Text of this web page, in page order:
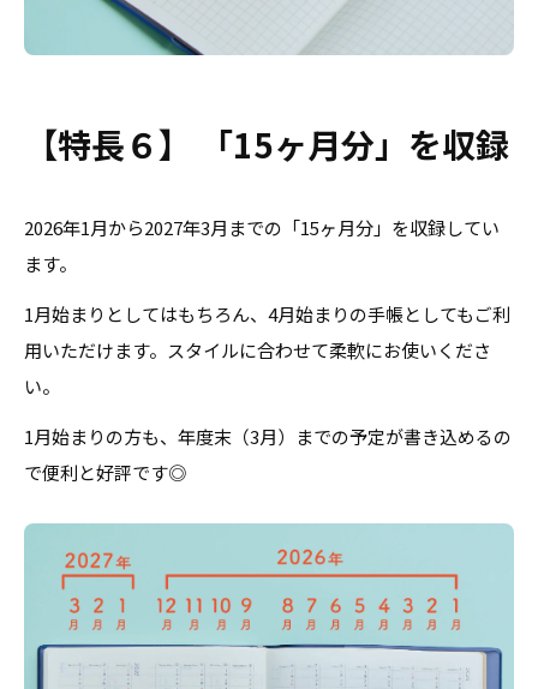
【特長６】 「15ヶ月分」を収録
2026年1月から2027年3月までの「15ヶ月分」を収録してい
ます。
1月始まりとしてはもちろん、4月始まりの手帳としてもご利
用いただけます。スタイルに合わせて柔軟にお使いくださ
い。
1月始まりの方も、年度末（3月）までの予定が書き込めるの
で便利と好評です◎